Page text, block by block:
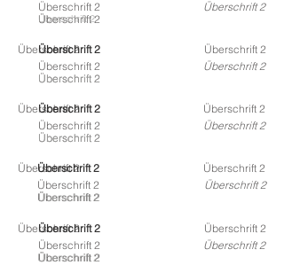
Überschrift 2
Überschrift 2
Überschrift 2
Überschrift 2
Überschrift 2
Überschrift 2
Überschrift 2
Überschrift 2
Überschrift 2
Überschrift 2
Überschrift 2
Überschrift 2
Überschrift 2 Überschrift 2
Überschrift 2
Überschrift 2
Überschrift 2 Überschrift 2
Überschrift 2
Überschrift 2
Überschrift 2
Überschrift 2
Überschrift 2
Überschrift 2
Überschrift 2
Überschrift 2
Überschrift 2
Überschrift 2
Überschrift 2
Überschrift 2
Überschrift 2
Überschrift 2